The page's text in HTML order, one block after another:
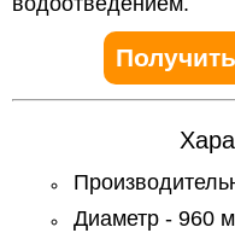
Диаметр - 960